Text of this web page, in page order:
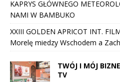
KAPRYS GŁÓWNEGO
NAMI W BAMBUKO
XXIII GOLDEN APRICOT INT.
Morelę miedzy Wschodem a
TWÓJ I MÓJ
TV